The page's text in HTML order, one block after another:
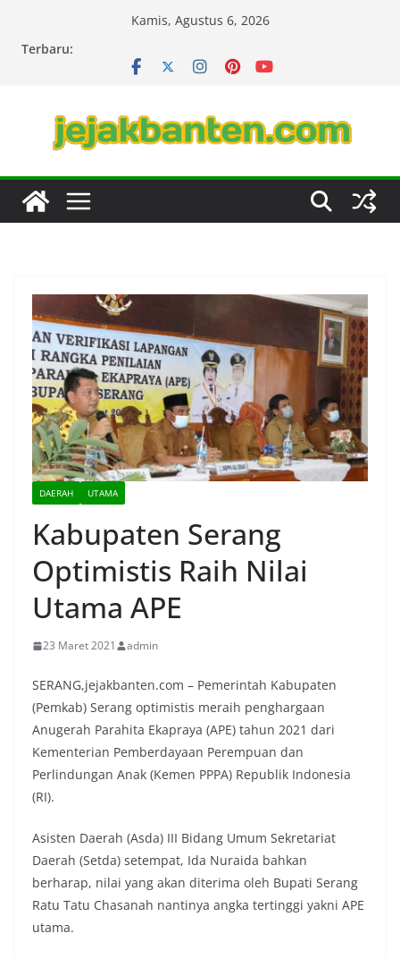
Kamis, Agustus 6, 2026
Terbaru:
DAERAH UTAMA
Kabupaten Serang
Optimistis Raih Nilai
Utama APE
23 Maret 2021 admin
SERANG,jejakbanten.com – Pemerintah Kabupaten
(Pemkab) Serang optimistis meraih penghargaan
Anugerah Parahita Ekapraya (APE) tahun 2021 dari
Kementerian Pemberdayaan Perempuan dan
Perlindungan Anak (Kemen PPPA) Republik Indonesia
(RI).
Asisten Daerah (Asda) III Bidang Umum Sekretariat
Daerah (Setda) setempat, Ida Nuraida bahkan
berharap, nilai yang akan diterima oleh Bupati Serang
Ratu Tatu Chasanah nantinya angka tertinggi yakni APE
utama.